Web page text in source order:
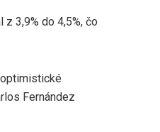
3,9% do 4,5%, čo
Fernández